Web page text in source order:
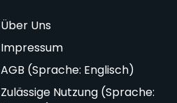
Über Uns
Impressum
AGB (Sprache: Englisch)
Zulässige Nutzung (Sprache: